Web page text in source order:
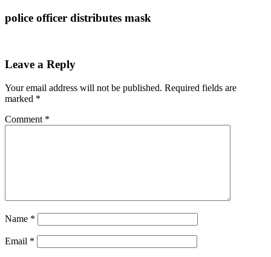
police officer distributes mask
Leave a Reply
Your email address will not be published. Required fields are
marked *
Comment *
Name *
Email *